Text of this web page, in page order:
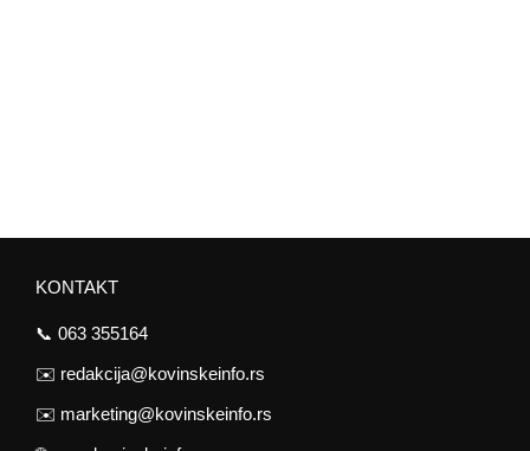
KONTAKT
📞 063 355164
✉️ redakcija@kovinskeinfo.rs
✉️ marketing@kovinskeinfo.rs